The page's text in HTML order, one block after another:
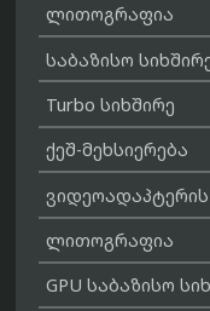
ლითოგრაფია
საბაზისო
Turbo სიხშირე
ქეშ-მეხსიერება
ლითოგრაფია
GPU საბაზისო